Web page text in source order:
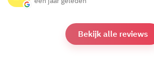
Bekijk alle reviews